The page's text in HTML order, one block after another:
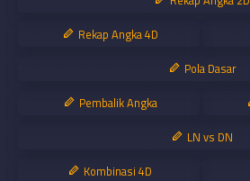
Rekap Angka 4D
Pola Dasar
Pembalik Angka
LN vs DN
Kombinasi 4D